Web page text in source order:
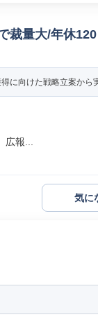
裁量大/年休120
に向けた戦略立案から
報...
気に